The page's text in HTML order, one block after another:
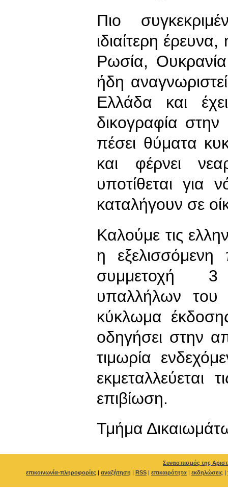
Πιο
ιδιαίτερη
Ρωσία,
ήδη
Ελλάδα και
δικογραφία
πέσει θύματα
και φέρνει
υποτίθεται για
καταλήγουν σε
Καλούμε τις
η εξελισσόμενη
συμμετοχή 3
υπαλλήλων του
κύκλωμα
οδηγήσει στην
τιμωρία
εκμεταλλεύεται
επιβίωση.
Τμήμα
Συνασπισμός της
επικοινωνία-πληροφορίες | αναζήτηση | RSS | επικαιρότητα | εκδηλώσεις |